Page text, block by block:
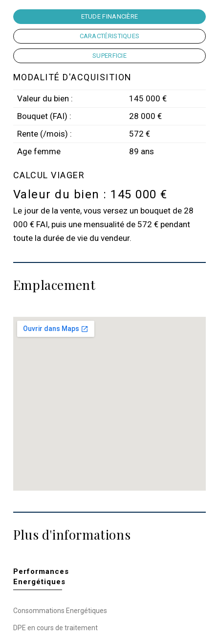
ETUDE FINANCIÈRE
CARACTÉRISTIQUES
SUPERFICIE
MODALITÉ D'ACQUISITION
Valeur du bien :
145 000 €
Bouquet (FAI) :
28 000 €
Rente (/mois) :
572 €
Age femme
89 ans
CALCUL VIAGER
Valeur du bien : 145 000 €
Le jour de la vente, vous versez un bouquet de 28
000 € FAI, puis une mensualité de 572 € pendant
toute la durée de vie du vendeur.
Emplacement
Plus d'informations
Performances
Energétiques
Consommations Energétiques
DPE en cours de traitement